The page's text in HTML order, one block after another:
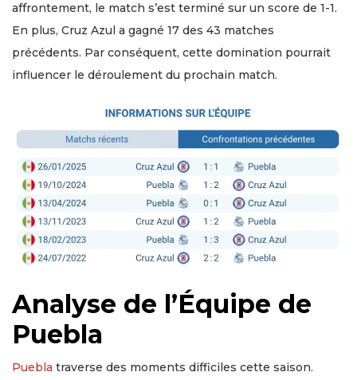
affrontement, le match s’est terminé sur un score de 1-1.
En plus, Cruz Azul a gagné 17 des 43 matches
précédents. Par conséquent, cette domination pourrait
influencer le déroulement du prochain match.
Analyse de l’Équipe de
Puebla
Puebla traverse des moments difficiles cette saison.